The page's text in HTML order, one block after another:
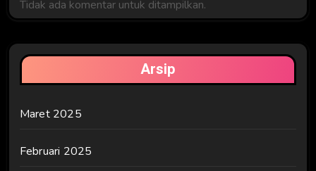
Tidak ada komentar untuk ditampilkan.
Arsip
Maret 2025
Februari 2025